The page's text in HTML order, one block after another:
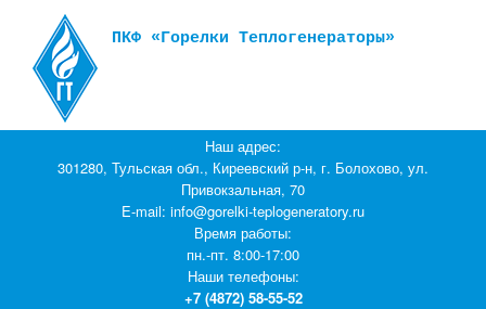
ПКФ «Горелки Теплогенераторы»
Наш адрес:
301280, Тульская обл., Киреевский р-н, г. Болохово, ул.
Привокзальная, 70
E-mail: info@gorelki-teplogeneratory.ru
Время работы:
пн.-пт. 8:00-17:00
Наши телефоны:
+7 (4872) 58-55-52